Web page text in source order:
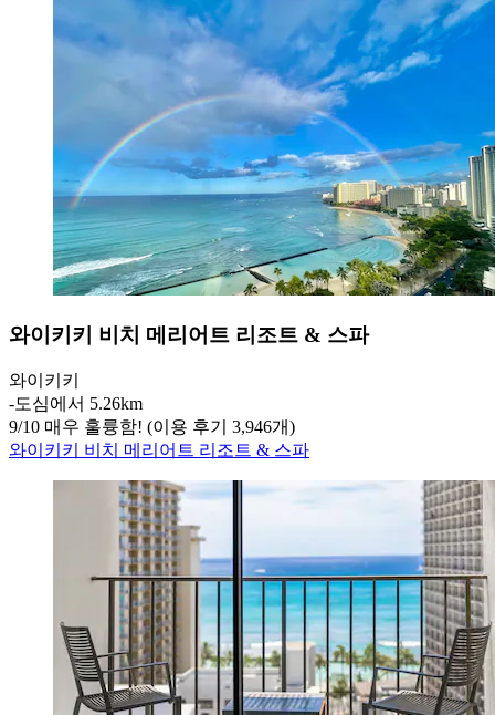
와이키키 비치 메리어트 리조트 & 스파
와이키키
‐도심에서 5.26km
9/10 매우 훌륭함! (이용 후기 3,946개)
와이키키 비치 메리어트 리조트 & 스파